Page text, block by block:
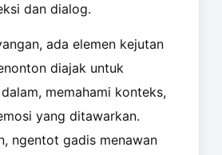
dan dialog.
ada elemen kejutan
diajak untuk
memahami konteks,
yang ditawarkan.
ngentot gadis menawan